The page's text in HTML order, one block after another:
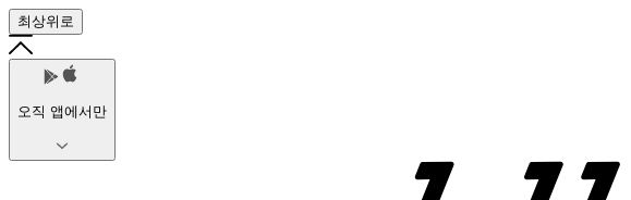
최상위로
오직 앱에서만